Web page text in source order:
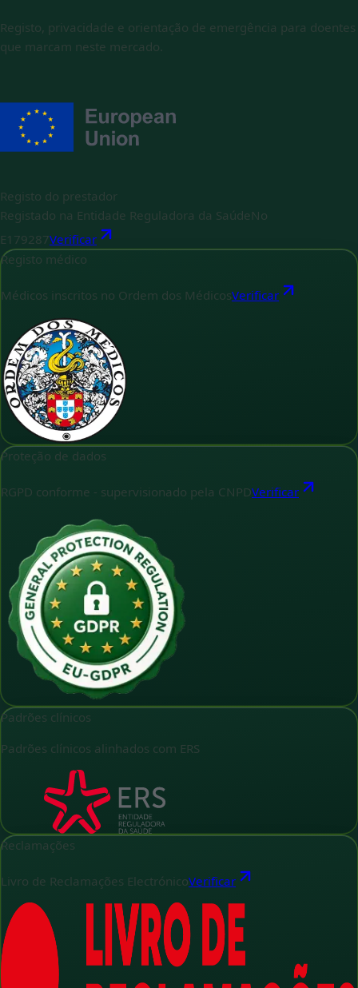
Registo, privacidade e orientação de emergência para doentes
que marcam neste mercado.
Registo do prestador
Registado na Entidade Reguladora da Saúde No
E179287Verificar
Registo médico
Médicos inscritos no Ordem dos MédicosVerificar
Proteção de dados
RGPD conforme - supervisionado pela CNPDVerificar
Padrões clínicos
Padrões clínicos alinhados com ERS
Reclamações
Livro de Reclamações ElectrónicoVerificar